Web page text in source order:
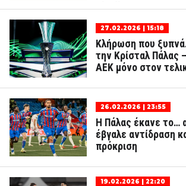
27.02.2026 | 15:18
Κλήρωση που
την Κρίσταλ Πάλας
ΑΕΚ μόνο στον
26.02.2026 | 23:55
Η Πάλας έκανε το…
έβγαλε αντίδραση
πρόκριση
19.02.2026 | 22:20